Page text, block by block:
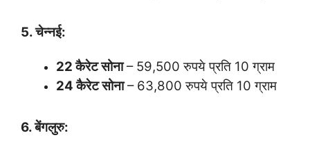
5. चेन्नई:
22 कैरेट सोना– 59,500 रुपये प्रति 10 ग्राम
24 कैरेट सोना– 63,800 रुपये प्रति 10 ग्राम
6. बेंगलुरु: